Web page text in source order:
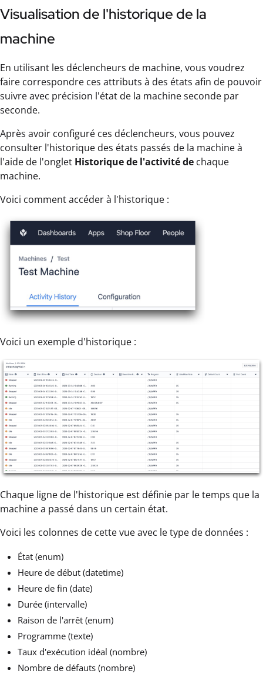
Visualisation de l'historique de la
machine
En utilisant les déclencheurs de machine, vous voudrez
faire correspondre ces attributs à des états afin de pouvoir
suivre avec précision l'état de la machine seconde par
seconde.
Après avoir configuré ces déclencheurs, vous pouvez
consulter l'historique des états passés de la machine à
l'aide de l'onglet Historique de l'activité de chaque
machine.
Voici comment accéder à l'historique :
Voici un exemple d'historique :
Chaque ligne de l'historique est définie par le temps que la
machine a passé dans un certain état.
Voici les colonnes de cette vue avec le type de données :
État (enum)
Heure de début (datetime)
Heure de fin (date)
Durée (intervalle)
Raison de l'arrêt (enum)
Programme (texte)
Taux d'exécution idéal (nombre)
Nombre de défauts (nombre)